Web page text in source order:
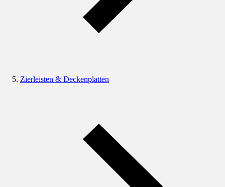
Zierleisten & Deckenplatten